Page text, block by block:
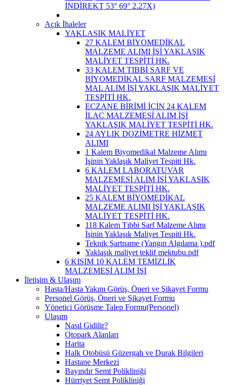
İNDİREKT 53° 69° 2.27X)
Açık İhaleler
YAKLASIK MALİYET
27 KALEM BİYOMEDİKAL
MALZEME ALIMI İŞİ YAKLAŞIK
MALİYET TESPİTİ HK.
33 KALEM TIBBİ SARF VE
BİYOMEDİKAL SARF MALZEMESİ
MAL ALIM İŞİ YAKLAŞIK MALİYET
TESPİTİ HK.
ECZANE BİRİMİ İÇİN 24 KALEM
İLAÇ MALZEMESİ ALIM İŞİ
YAKLAŞIK MALİYET TESPİTİ HK.
24 AYLIK DOZİMETRE HİZMET
ALIMI
1 Kalem Biyomedikal Malzeme Alımı
İşinin Yaklaşık Maliyet Tespiti Hk.
6 KALEM LABORATUVAR
MALZEMESİ ALIM İŞİ YAKLAŞIK
MALİYET TESPİTİ HK.
25 KALEM BİYOMEDİKAL
MALZEME ALIMI İŞİ YAKLAŞIK
MALİYET TESPİTİ HK.
118 Kalem Tıbbi Sarf Malzeme Alımı
İşinin Yaklaşık Maliyet Tespiti Hk.
Teknik Şartname (Yangın Algılama ).pdf
Yaklaşık maliyet teklif mektubu.pdf
6 KISIM 10 KALEM TEMİZLİK
MALZEMESİ ALIM İŞİ
İletişim & Ulaşım
Hasta/Hasta Yakını Görüş, Öneri ve Şikayet Formu
Personel Görüş, Öneri ve Şikayet Formu
Yönetici Görüşme Talep Formu(Personel)
Ulaşım
Nasıl Gidilir?
Otopark Alanları
Harita
Halk Otobüsü Güzergah ve Durak Bilgileri
Hastane Merkezi
Bayındır Semt Polikliniği
Hürriyet Semt Polikliniği